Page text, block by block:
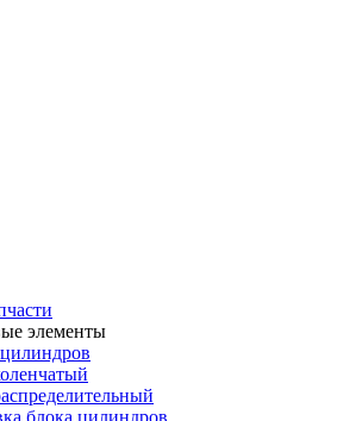
элементы
блока цилиндров